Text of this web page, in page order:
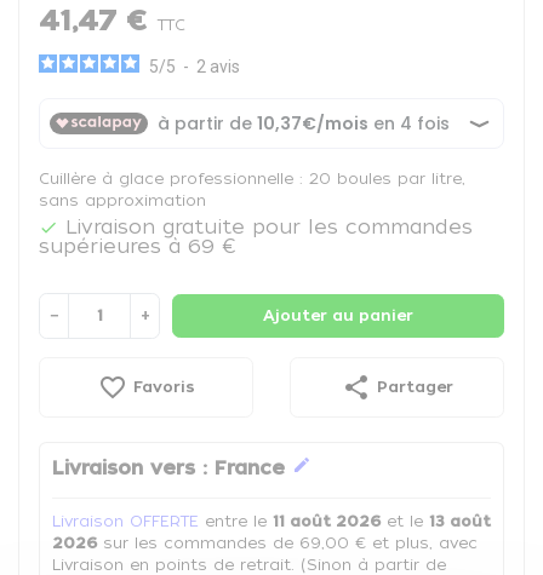
41,47 € TTC
5/5 - 2 avis
Cuillère à glace professionnelle : 20 boules par litre,
sans approximation

Livraison gratuite pour les commandes
supérieures à 69 €
− + Ajouter au panier
favorite_border Favoris share Partager
Livraison vers : France edit
Livraison OFFERTE entre le 11 août 2026 et le 13 août
2026 sur les commandes de 69,00 € et plus, avec
Livraison en points de retrait. (Sinon à partir de